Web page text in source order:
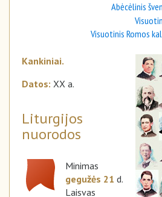
Abėcėlinis
Visuotinis Romos
Kankiniai.
Datos: XX a.
Liturgijos
nuorodos
Minimas
gegužės 21 d.
Laisvas